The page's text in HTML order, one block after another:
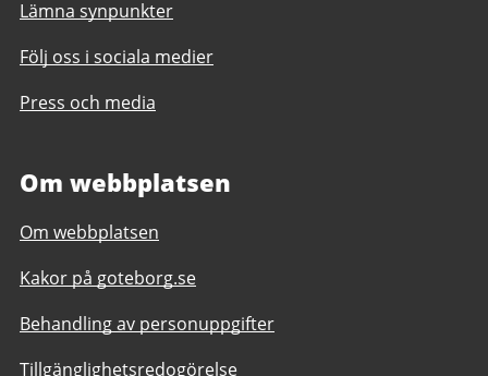
Lämna synpunkter
Följ oss i sociala medier
Press och media
Om webbplatsen
Om webbplatsen
Kakor på goteborg.se
Behandling av personuppgifter
Tillgänglighetsredogörelse